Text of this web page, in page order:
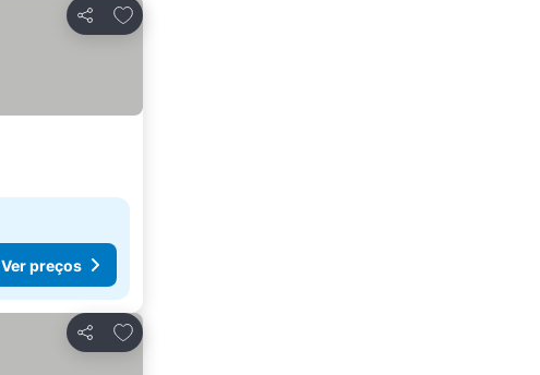
Partilhar
Adicionar aos favoritos
Ver preços
Partilhar
Adicionar aos favoritos